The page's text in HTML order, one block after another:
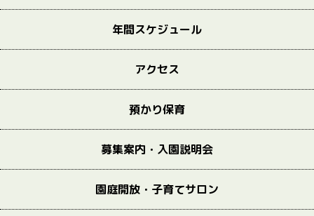
年間スケジュール
アクセス
預かり保育
募集案内・入園説明会
園庭開放・子育てサロン